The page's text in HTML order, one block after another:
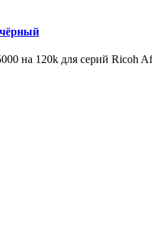
на 120k для серий Ricoh